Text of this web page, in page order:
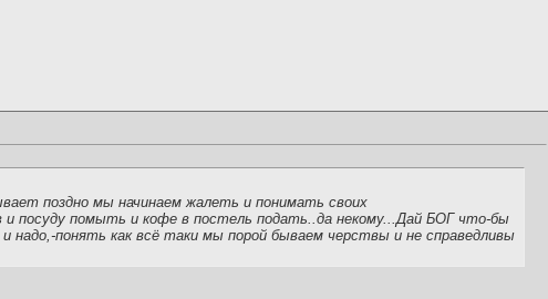
поздно мы начинаем жалеть и понимать своих
посуду помыть и кофе в постель подать..да некому...Дай БОГ что-бы
надо,-понять как всё таки мы порой бываем черствы и не справедливы